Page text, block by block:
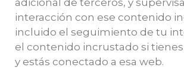
interacción con ese contenido
incluido el seguimiento de tu
el contenido incrustado si
y estás conectado a esa web.